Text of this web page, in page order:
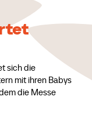
sich die
mit ihren Babys
die Messe